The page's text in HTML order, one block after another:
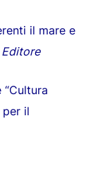
il mare e
per il